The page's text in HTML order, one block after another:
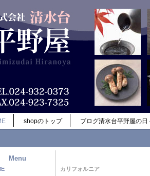
shopのトップ ブログ清水台平野屋の日
Menu
カリフォルニア